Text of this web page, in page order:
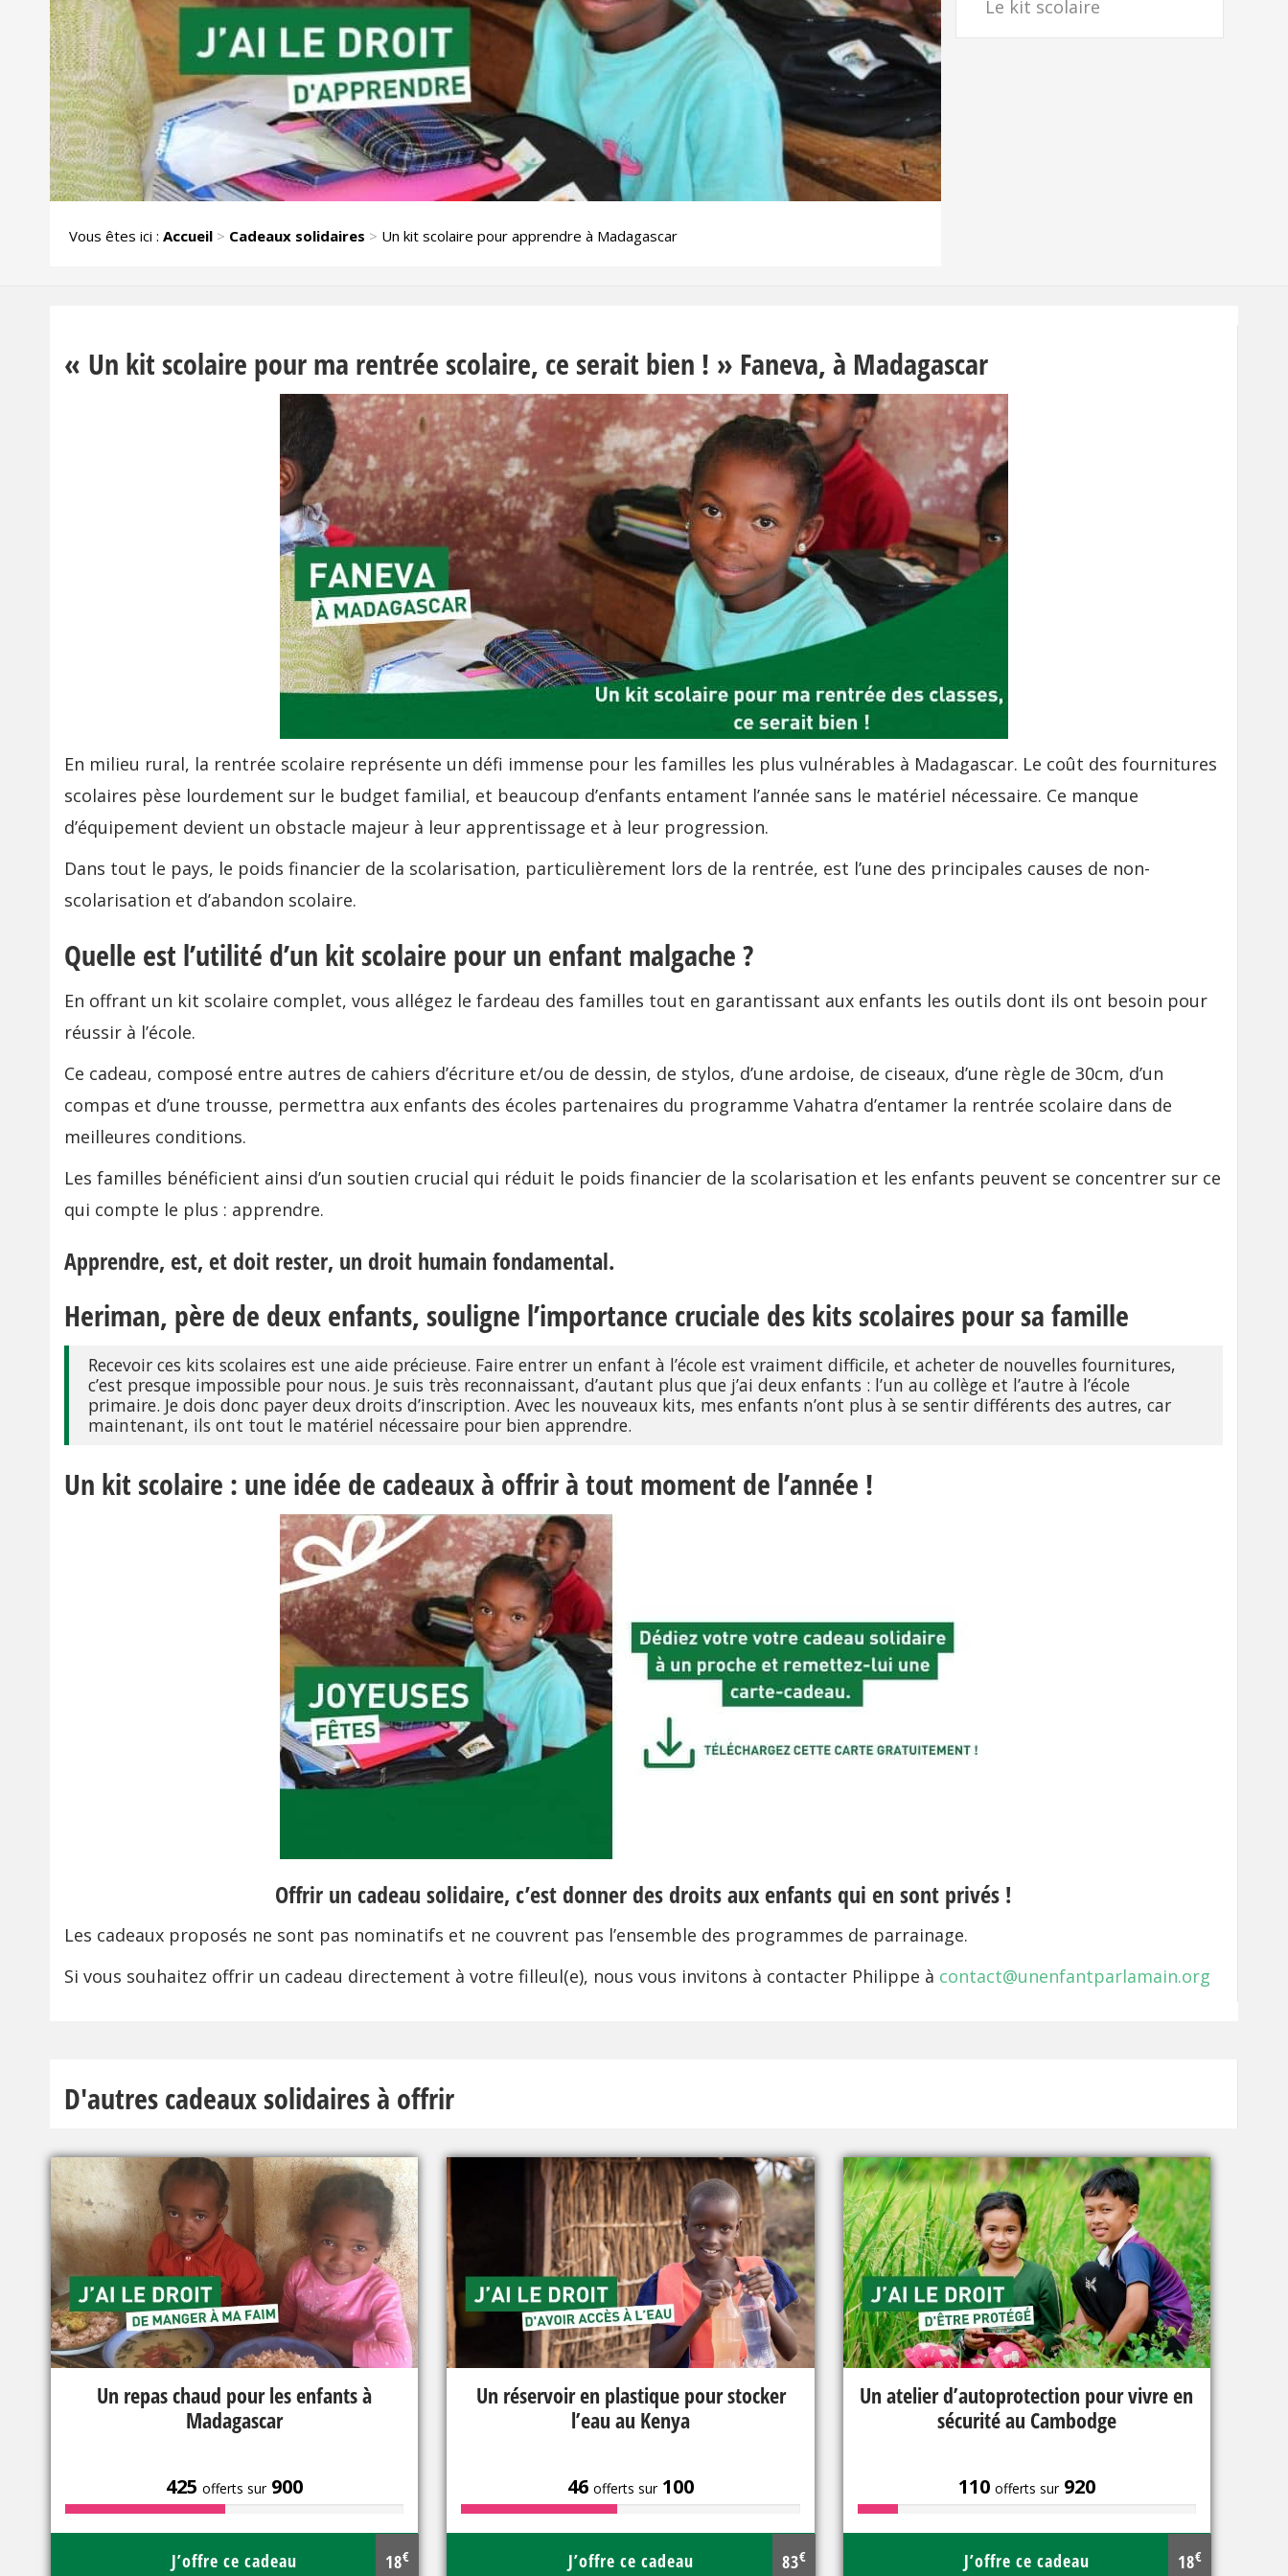
Vous êtes ici :Accueil > Cadeaux solidaires > Un kit scolaire pour apprendre à Madagascar
Le kit scolaire
« Un kit scolaire pour ma rentrée scolaire, ce serait bien ! » Faneva, à Madagascar
En milieu rural, la rentrée scolaire représente un défi immense pour les familles les plus vulnérables à Madagascar. Le coût des fournitures
scolaires pèse lourdement sur le budget familial, et beaucoup d’enfants entament l’année sans le matériel nécessaire. Ce manque
d’équipement devient un obstacle majeur à leur apprentissage et à leur progression.
Dans tout le pays, le poids financier de la scolarisation, particulièrement lors de la rentrée, est l’une des principales causes de non-
scolarisation et d’abandon scolaire.
Quelle est l’utilité d’un kit scolaire pour un enfant malgache ?
En offrant un kit scolaire complet, vous allégez le fardeau des familles tout en garantissant aux enfants les outils dont ils ont besoin pour
réussir à l’école.
Ce cadeau, composé entre autres de cahiers d’écriture et/ou de dessin, de stylos, d’une ardoise, de ciseaux, d’une règle de 30cm, d’un
compas et d’une trousse, permettra aux enfants des écoles partenaires du programme Vahatra d’entamer la rentrée scolaire dans de
meilleures conditions.
Les familles bénéficient ainsi d’un soutien crucial qui réduit le poids financier de la scolarisation et les enfants peuvent se concentrer sur ce
qui compte le plus : apprendre.
Apprendre, est, et doit rester, un droit humain fondamental.
Heriman, père de deux enfants, souligne l’importance cruciale des kits scolaires pour sa famille
Recevoir ces kits scolaires est une aide précieuse. Faire entrer un enfant à l’école est vraiment difficile, et acheter de nouvelles fournitures,
c’est presque impossible pour nous. Je suis très reconnaissant, d’autant plus que j’ai deux enfants : l’un au collège et l’autre à l’école
primaire. Je dois donc payer deux droits d’inscription. Avec les nouveaux kits, mes enfants n’ont plus à se sentir différents des autres, car
maintenant, ils ont tout le matériel nécessaire pour bien apprendre.
Un kit scolaire : une idée de cadeaux à offrir à tout moment de l’année !
Offrir un cadeau solidaire, c’est donner des droits aux enfants qui en sont privés !
Les cadeaux proposés ne sont pas nominatifs et ne couvrent pas l’ensemble des programmes de parrainage.
Si vous souhaitez offrir un cadeau directement à votre filleul(e), nous vous invitons à contacter Philippe à contact@unenfantparlamain.org
D'autres cadeaux solidaires à offrir
Un repas chaud pour les enfants à
Madagascar
425offerts sur900
J’offre ce cadeau 18€
Un réservoir en plastique pour stocker
l’eau au Kenya
46 offerts sur100
J’offre ce cadeau 83€
Un atelier d’autoprotection pour vivre en
sécurité au Cambodge
110 offerts sur920
J’offre ce cadeau 18€